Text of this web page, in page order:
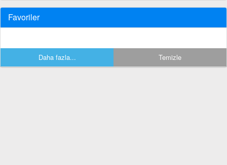
Favoriler
Daha fazla... Temizle